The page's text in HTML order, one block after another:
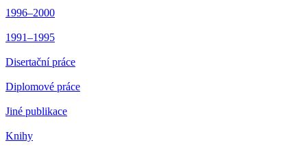
1996–2000
1991–1995
Disertační práce
Diplomové práce
Jiné publikace
Knihy